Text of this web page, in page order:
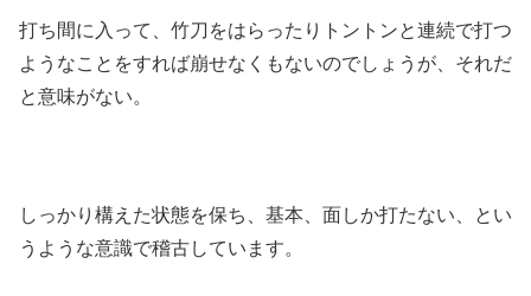
打ち間に入って、竹刀をはらったりトントンと連続で打つ
ようなことをすれば崩せなくもないのでしょうが、それだ
と意味がない。
しっかり構えた状態を保ち、基本、面しか打たない、とい
うような意識で稽古しています。